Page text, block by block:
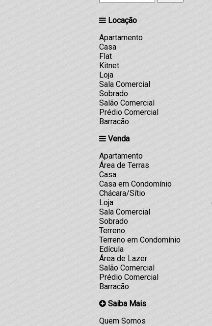
Locação
Apartamento
Casa
Flat
Kitnet
Loja
Sala Comercial
Sobrado
Salão Comercial
Prédio Comercial
Barracão
Venda
Apartamento
Área de Terras
Casa
Casa em Condomínio
Chácara/Sítio
Loja
Sala Comercial
Sobrado
Terreno
Terreno em Condomínio
Edícula
Área de Lazer
Salão Comercial
Prédio Comercial
Barracão
Saiba Mais
Quem Somos